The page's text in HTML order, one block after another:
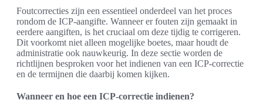
Foutcorrecties zijn een essentieel onderdeel van het proces
rondom de ICP-aangifte. Wanneer er fouten zijn gemaakt in
eerdere aangiften, is het cruciaal om deze tijdig te corrigeren.
Dit voorkomt niet alleen mogelijke boetes, maar houdt de
administratie ook nauwkeurig. In deze sectie worden de
richtlijnen besproken voor het indienen van een ICP-correctie
en de termijnen die daarbij komen kijken.
Wanneer en hoe een ICP-correctie indienen?